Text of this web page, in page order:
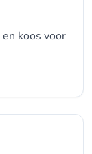
en koos voor